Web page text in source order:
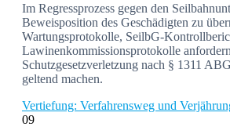
Im Regressprozess gegen den
Beweisposition des Geschädigten zu
Wartungsprotokolle, SeilbG-
Lawinenkommissionsprotokolle
Schutzgesetzverletzung nach § 1311
geltend machen.
Vertiefung: Verfahrensweg und
09